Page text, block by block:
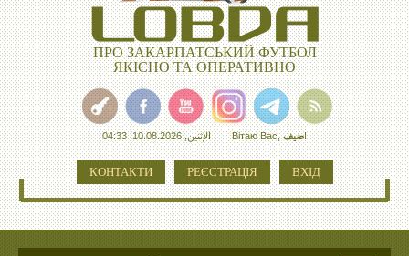
ПРО ЗАКАРПАТСЬКИЙ ФУТБОЛ
ЯКІСНО ТА ОПЕРАТИВНО
الإثنين, 10.08.2026, 04:33 Вітаю Вас,ضيف!
КОНТАКТИ РЕЄСТРАЦІЯ ВХІД